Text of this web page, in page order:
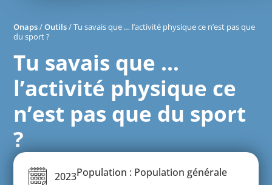
Onaps/Outils/Tu savais que … l’activité physique ce n’est pas que
du sport ?
Tu savais que …
l’activité physique ce
n’est pas que du sport
?
2023Population : Population générale